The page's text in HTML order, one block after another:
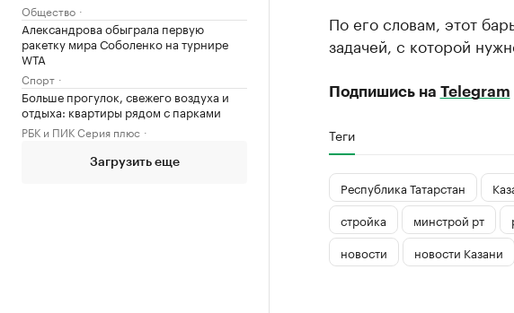
Общество
Александрова обыграла первую
ракетку мира Соболенко на турнире
WTA
Спорт
Больше прогулок, свежего воздуха и
отдыха: квартиры рядом с парками
РБК и ПИК Серия плюс
Загрузить еще
По его словам, этот
задачей, с которой
Подпишись на Telegram
Теги
Республика Татарстан
стройка
минстрой рт
новости
новости Казани